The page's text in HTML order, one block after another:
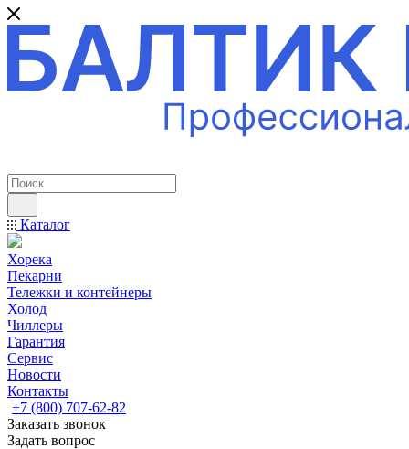
Каталог
Хорека
Пекарни
Тележки и контейнеры
Холод
Чиллеры
Гарантия
Сервис
Новости
Контакты
+7 (800) 707-62-82
Заказать звонок
Задать вопрос